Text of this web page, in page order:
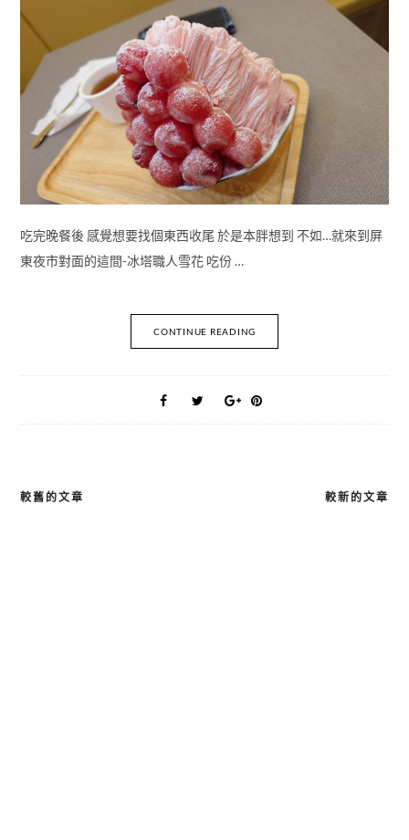
吃完晚餐後 感覺想要找個東西收尾 於是本胖想到 不如…就來到屏
東夜市對面的這間-冰塔職人雪花 吃份 …
CONTINUE READING
文
較舊的文章 較新的文章